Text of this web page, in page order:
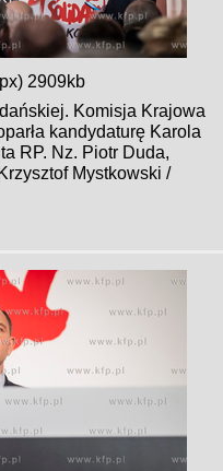
2909kb
Komisja Krajowa
kandydaturę Karola
RP. Nz. Piotr Duda,
Mystkowski /